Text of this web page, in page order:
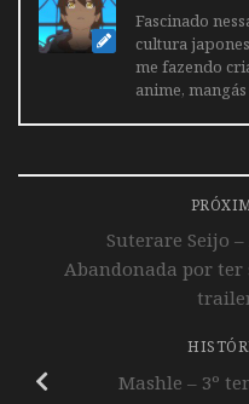
Fascinado
cultura
me fazendo
anime,
Suterare Seijo
Abandonada por
Mashle – 3º